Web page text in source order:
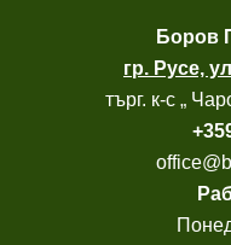
Боров
гр. Русе,
търг. к-с „
+